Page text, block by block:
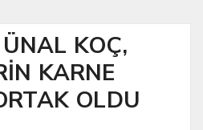
KOÇ,
KARNE
OLDU